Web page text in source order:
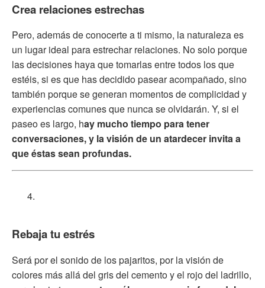
Crea relaciones estrechas
Pero, además de conocerte a ti mismo, la naturaleza es
un lugar ideal para estrechar relaciones. No solo porque
las decisiones haya que tomarlas entre todos los que
estéis, si es que has decidido pasear acompañado, sino
también porque se generan momentos de complicidad y
experiencias comunes que nunca se olvidarán. Y, si el
paseo es largo, hay mucho tiempo para tener
conversaciones, y la visión de un atardecer invita a
que éstas sean profundas.
Rebaja tu estrés
Será por el sonido de los pajaritos, por la visión de
colores más allá del gris del cemento y el rojo del ladrillo,